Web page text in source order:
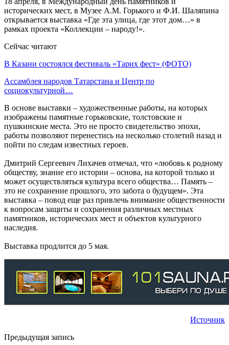
исторических мест, в Музее А.М. Горького и Ф.И. Шаляпина
открывается выставка «Где эта улица, где этот дом…» в
рамках проекта «Коллекции – народу!».
Сейчас читают
В Казани состоялся фестиваль «Тарих фест» (ФОТО)
Ассамблея народов Татарстана и Центр по
социокультурной…
В основе выставки – художественные работы, на которых
изображены памятные горьковские, толстовские и
пушкинские места. Это не просто свидетельство эпохи,
работы позволяют перенестись на несколько столетий назад и
пойти по следам известных героев.
Дмитрий Сергеевич Лихачев отмечал, что «любовь к родному
обществу, знание его истории – основа, на которой только и
может осуществляться культура всего общества… Память –
это не сохранение прошлого, это забота о будущем». Эта
выставка – повод еще раз привлечь внимание общественности
к вопросам защиты и сохранения различных местных
памятников, исторических мест и объектов культурного
наследия.
Выставка продлится до 5 мая.
Источник
Предыдущая запись